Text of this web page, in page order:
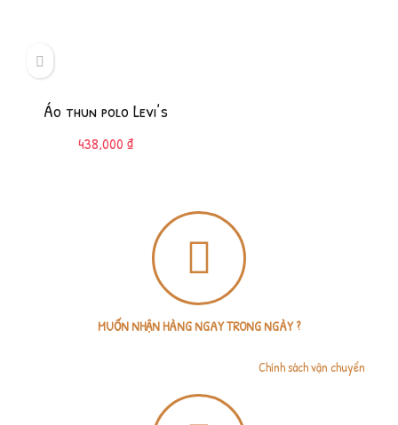
Áo thun polo Levi’s
438,000₫
MUỐN NHẬN HÀNG NGAY TRONG NGÀY ?
Chính sách vận chuyển